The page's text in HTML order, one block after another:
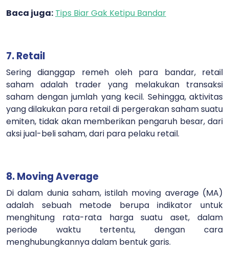
Baca juga: Tips Biar Gak Ketipu Bandar
7. Retail
Sering dianggap remeh oleh para bandar, retail
saham adalah trader yang melakukan transaksi
saham dengan jumlah yang kecil. Sehingga, aktivitas
yang dilakukan para retail di pergerakan saham suatu
emiten, tidak akan memberikan pengaruh besar, dari
aksi jual-beli saham, dari para pelaku retail.
8. Moving Average
Di dalam dunia saham, istilah moving average (MA)
adalah sebuah metode berupa indikator untuk
menghitung rata-rata harga suatu aset, dalam
periode waktu tertentu, dengan cara
menghubungkannya dalam bentuk garis.